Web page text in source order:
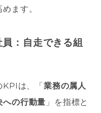
ます。
：自走できる組
は、「 業務の属人
への行動量 」を指標と